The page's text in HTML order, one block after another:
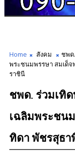
Home สังคม
ชพด
พระชนมพรรษา สมเด็
ราชินี
ชพด. ร่วมเทิ
เฉลิมพระชน
ทิดา พัชรสุธ